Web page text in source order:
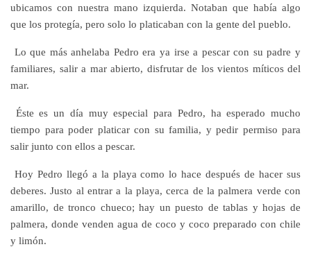
ubicamos con nuestra mano izquierda. Notaban que había algo
que los protegía, pero solo lo platicaban con la gente del pueblo.
Lo que más anhelaba Pedro era ya irse a pescar con su padre y
familiares, salir a mar abierto, disfrutar de los vientos míticos del
mar.
Éste es un día muy especial para Pedro, ha esperado mucho
tiempo para poder platicar con su familia, y pedir permiso para
salir junto con ellos a pescar.
Hoy Pedro llegó a la playa como lo hace después de hacer sus
deberes. Justo al entrar a la playa, cerca de la palmera verde con
amarillo, de tronco chueco; hay un puesto de tablas y hojas de
palmera, donde venden agua de coco y coco preparado con chile
y limón.